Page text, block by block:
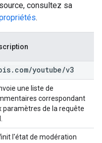
consultez sa
.
. com/youtube/v3
une liste de
correspondant
paramètres de la requête
l'état de modération